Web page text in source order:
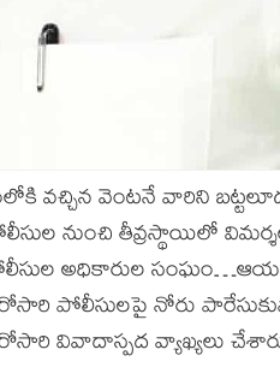
వచ్చిన వెంటనే వారిని
నుంచి తీవ్రస్థాయిలో
అధికారుల
పోలీసులపై నోరు
వివాదాస్పద వ్యాఖ్యలు